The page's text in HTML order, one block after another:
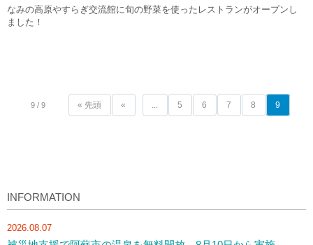
なみの高原やすらぎ交流館に旬の野菜を使ったレストランがオープンし
ました！
9 / 9 « 先頭 « ... 5 6 7 8 9
INFORMATION
2026.08.07